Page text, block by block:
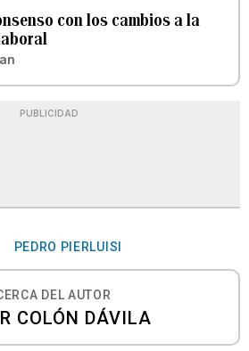
con los cambios a la
PUBLICIDAD
PEDRO PIERLUISI
DEL AUTOR
COLÓN DÁVILA